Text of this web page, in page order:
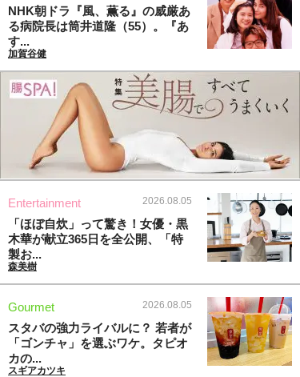
NHK朝ドラ『風、薫る』の威厳あ
る病院長は筒井道隆（55）。『あ
す...
加賀谷健
Entertainment 2026.08.05
「ほぼ自炊」って驚き！女優・黒
木華が献立365日を全公開、「特
製お...
森美樹
Gourmet 2026.08.05
スタバの強力ライバルに？ 若者が
「ゴンチャ」を選ぶワケ。タピオ
カの...
スギアカツキ